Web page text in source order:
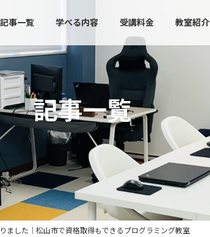
記事一覧 学べる内容 受講料金 教室紹介
記事一覧
ました｜松山市で資格取得もできるプログラミング教室